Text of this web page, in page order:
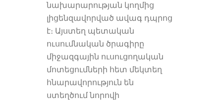
նախարարության կողմից
լիցենզավորված ավագ դպրոց
է։ Այստեղ պետական
ուսումնական ծրագիրը
միջազգային ուսուցողական
մոտեցումների հետ մեկտեղ
հնարավորություն են
ստեղծում նորովի